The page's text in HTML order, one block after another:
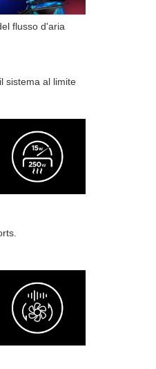
flusso d'aria
sistema al limite